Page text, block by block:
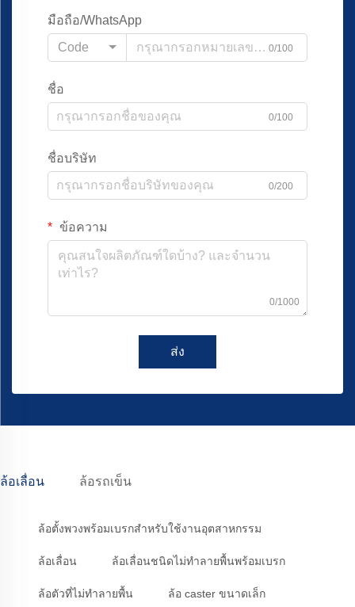
มือถือ/WhatsApp
Code
0/100
ชื่อ
0/100
ชื่อบริษัท
0/200
ข้อความ
0/1000
ส่ง
ล้อเลื่อน ล้อรถเข็น
ล้อตั้งพวงพร้อมเบรกสำหรับใช้งานอุตสาหกรรม
ล้อเลื่อน ล้อเลื่อนชนิดไม่ทำลายพื้นพร้อมเบรก
ล้อตัวที่ไม่ทำลายพื้น ล้อ caster ขนาดเล็ก